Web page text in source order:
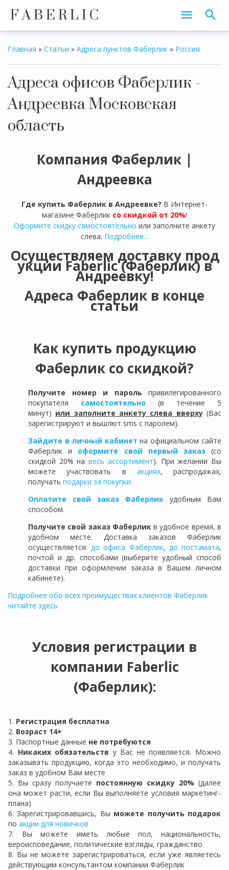
F A B E R L I C
Главная » Статьи » Адреса пунктов Фаберлик » Россия
Адреса офисов Фаберлик -
Андреевка Московская
область
Компания Фаберлик |
Андреевка
Где купить Фаберлик в Андреевке? В Интернет-
магазине Фаберлик со скидкой от 20%!
Оформите скидку самостоятельно или заполните анкету
слева. Подробнее...
Осуществляем доставку прод
укции Faberlic (Фаберлик) в
Андреевку!
Адреса Фаберлик в конце
статьи
Как купить продукцию
Фаберлик со скидкой?
Получите номер и пароль привилегированного
покупателя самостоятельно (в течение 5
минут) или заполните анкету слева вверху(Вас
зарегистрируют и вышлют sms с паролем).
Зайдите в личный кабинет на официальном сайте
Фаберлик и оформите свой первый заказ (со
скидкой 20% навесь ассортимент). При желании Вы
можете участвовать в акциях, распродажах,
получать подарки за покупки.
Оплатите свой заказ Фаберлик удобным Вам
способом.
Получите свой заказ Фаберликв удобное время, в
удобном месте. Доставка заказов Фаберлик
осуществляется:до офиса Фаберлик, до постамата,
почтой и др. способами (выберите удобный способ
доставки при оформлении заказа в Вашем личном
кабинете).
Подробнее обо всех преимуществах клиентов Фаберлик
читайте здесь
Условия регистрации в
компании Faberlic
(Фаберлик):
1. Регистрация бесплатна
2. Возраст 14+
3. Паспортные данные не потребуются
4. Никаких обязательств у Вас не появляется. Можно
заказывать продукцию, когда это необходимо, и получать
заказ в удобном Вам месте
5. Вы сразу получаете постоянную скидку 20% (далее
она может расти, если Вы выполняете условия маркетинг-
плана)
6. Зарегистрировавшись, Вы можете получить подарок
по акции для новичков
7. Вы можете иметь любые пол, национальность,
вероисповедание, политические взгляды, гражданство
8. Вы не можете зарегистрироваться, если уже являетесь
действующим консультантом компании Фаберлик